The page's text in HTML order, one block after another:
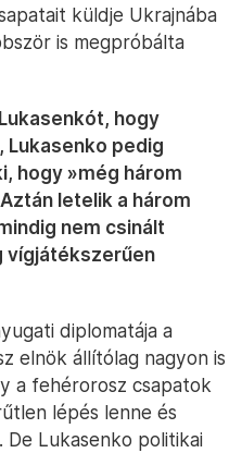
küldje Ukrajnába
is megpróbálta
hogy
Lukasenko pedig
hogy »még három
letelik a három
nem csinált
vígjátékszerűen
diplomatája a
elnök állítólag nagyon is
a fehérorosz csapatok
lépés lenne és
Lukasenko politikai